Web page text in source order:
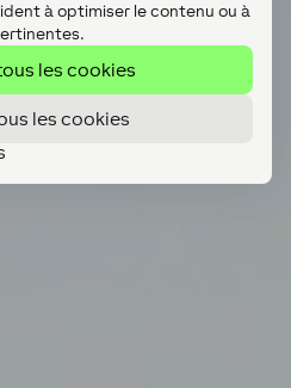
à optimiser le contenu ou à
les cookies
les cookies